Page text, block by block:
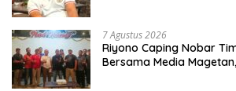
7 Agustus 2026
Riyono Caping Nobar
Bersama Media